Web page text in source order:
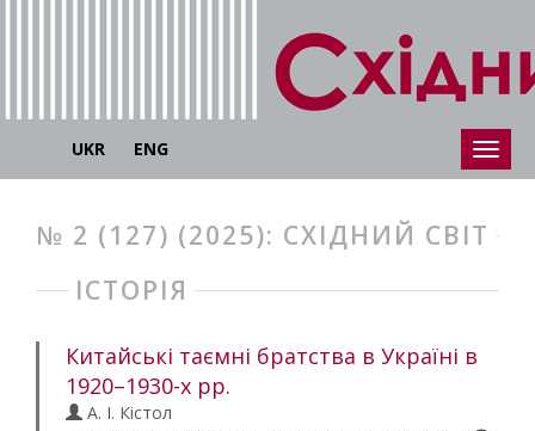
UKR ENG
№ 2 (127) (2025): СХІДНИЙ СВІТ
ІСТОРІЯ
Китайські таємні братства в Україні в
1920–1930-х рр.
А. І. Кістол